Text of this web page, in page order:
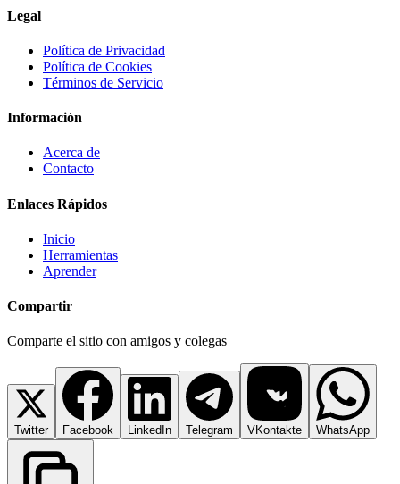
Legal
Política de Privacidad
Política de Cookies
Términos de Servicio
Información
Acerca de
Contacto
Enlaces Rápidos
Inicio
Herramientas
Aprender
Compartir
Comparte el sitio con amigos y colegas
Twitter Facebook LinkedIn Telegram VKontakte WhatsApp